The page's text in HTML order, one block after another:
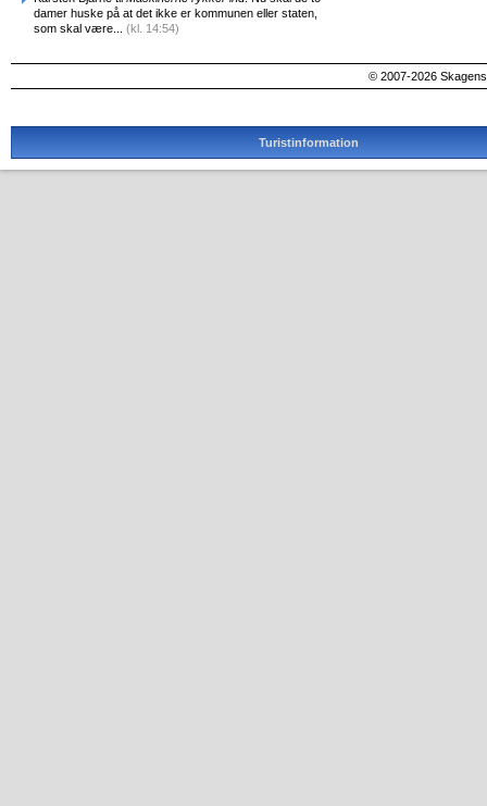
damer huske på at det ikke er kommunen eller staten,
som skal være... (kl. 14:54)
© 2007-2026
Turistinformation